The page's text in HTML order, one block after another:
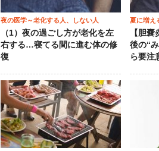
夜の医学～老化する人、しない人
（1）夜の過ごし方が老化を左
右する…寝てる間に進む体の修
復
夏に増え
【胆
後の“
ら要注